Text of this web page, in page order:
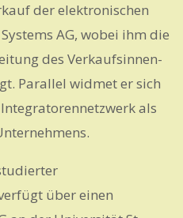
der elektronischen
AG, wobei ihm die
des Verkaufsinnen-
Parallel widmet er sich
als
über einen